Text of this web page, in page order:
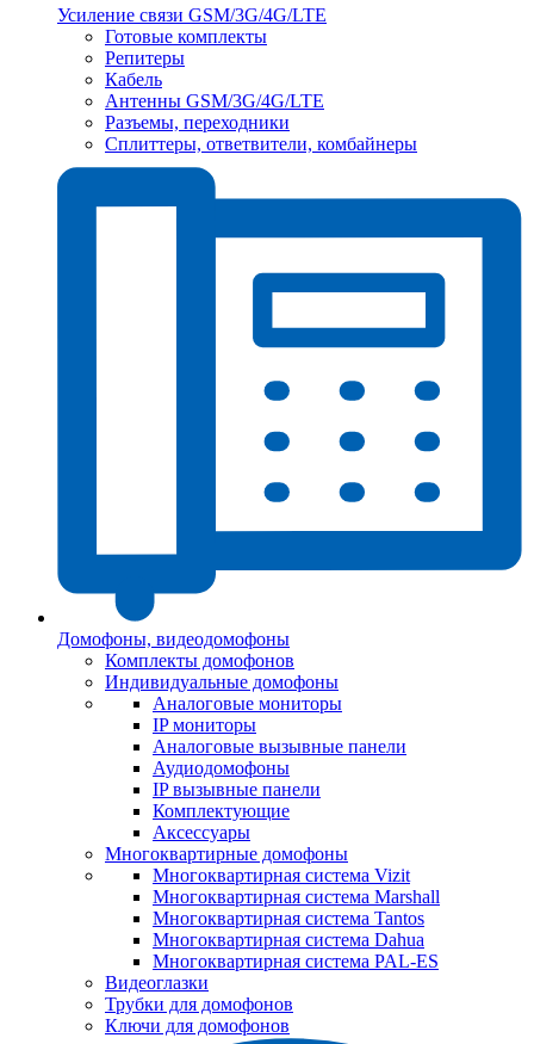
Усиление связи GSM/3G/4G/LTE
Готовые комплекты
Репитеры
Кабель
Антенны GSM/3G/4G/LTE
Разъемы, переходники
Сплиттеры, ответвители, комбайнеры
Домофоны, видеодомофоны
Комплекты домофонов
Индивидуальные домофоны
Аналоговые мониторы
IP мониторы
Аналоговые вызывные панели
Аудиодомофоны
IP вызывные панели
Комплектующие
Аксессуары
Многоквартирные домофоны
Многоквартирная система Vizit
Многоквартирная система Marshall
Многоквартирная система Tantos
Многоквартирная система Dahua
Многоквартирная система PAL-ES
Видеоглазки
Трубки для домофонов
Ключи для домофонов